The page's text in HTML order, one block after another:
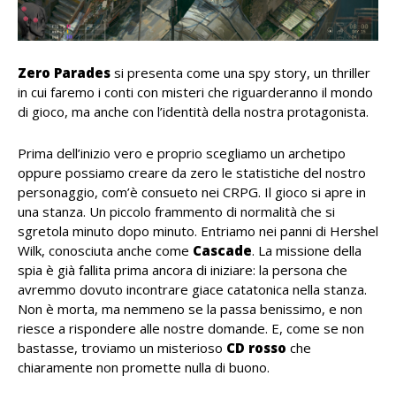
Zero Parades si presenta come una spy story, un thriller
in cui faremo i conti con misteri che riguarderanno il mondo
di gioco, ma anche con l’identità della nostra protagonista.
Prima dell’inizio vero e proprio scegliamo un archetipo
oppure possiamo creare da zero le statistiche del nostro
personaggio, com’è consueto nei CRPG. Il gioco si apre in
una stanza. Un piccolo frammento di normalità che si
sgretola minuto dopo minuto. Entriamo nei panni di Hershel
Wilk, conosciuta anche come Cascade. La missione della
spia è già fallita prima ancora di iniziare: la persona che
avremmo dovuto incontrare giace catatonica nella stanza.
Non è morta, ma nemmeno se la passa benissimo, e non
riesce a rispondere alle nostre domande. E, come se non
bastasse, troviamo un misterioso CD rosso che
chiaramente non promette nulla di buono.